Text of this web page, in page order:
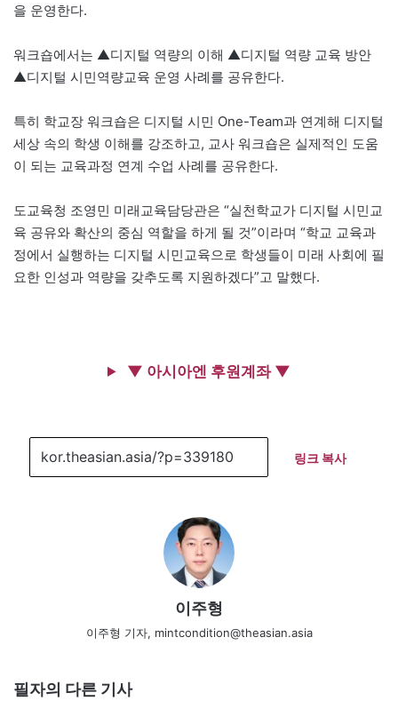
을 운영한다.
워크숍에서는 ▲디지털 역량의 이해 ▲디지털 역량 교육 방안
▲디지털 시민역량교육 운영 사례를 공유한다.
특히 학교장 워크숍은 디지털 시민 One-Team과 연계해 디지털
세상 속의 학생 이해를 강조하고, 교사 워크숍은 실제적인 도움
이 되는 교육과정 연계 수업 사례를 공유한다.
도교육청 조영민 미래교육담당관은 “실천학교가 디지털 시민교
육 공유와 확산의 중심 역할을 하게 될 것”이라며 “학교 교육과
정에서 실행하는 디지털 시민교육으로 학생들이 미래 사회에 필
요한 인성과 역량을 갖추도록 지원하겠다”고 말했다.
▼ 아시아엔 후원계좌 ▼
링크 복사
이주형
이주형 기자, mintcondition@theasian.asia
필자의 다른 기사